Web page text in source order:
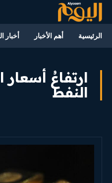
الرئيسية أهم الأخبار أخبار
ارتفاعُ
النفط